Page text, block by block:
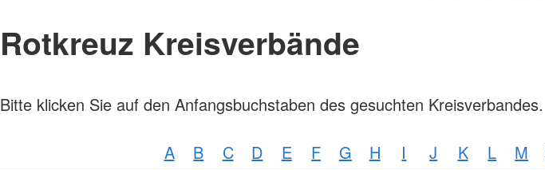
Rotkreuz Kreisverbände
Bitte klicken Sie auf den Anfangsbuchstaben des gesuchten Kreisverbandes.
A B C D E F G H I J K L M